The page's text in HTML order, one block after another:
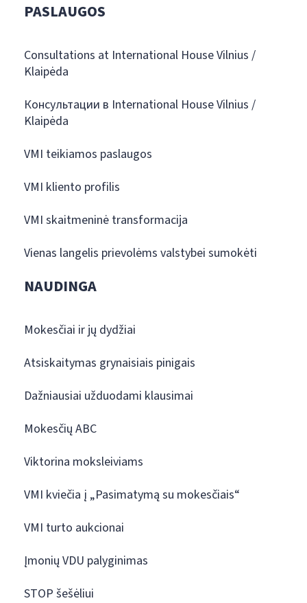
PASLAUGOS
Consultations at International House Vilnius /
Klaipėda
Консультации в International House Vilnius /
Klaipėda
VMI teikiamos paslaugos
VMI kliento profilis
VMI skaitmeninė transformacija
Vienas langelis prievolėms valstybei sumokėti
NAUDINGA
Mokesčiai ir jų dydžiai
Atsiskaitymas grynaisiais pinigais
Dažniausiai užduodami klausimai
Mokesčių ABC
Viktorina moksleiviams
VMI kviečia į „Pasimatymą su mokesčiais“
VMI turto aukcionai
Įmonių VDU palyginimas
STOP šešėliui